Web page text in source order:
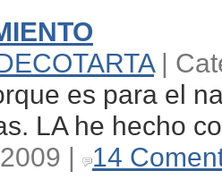
|
es para el
LA he hecho
|
14